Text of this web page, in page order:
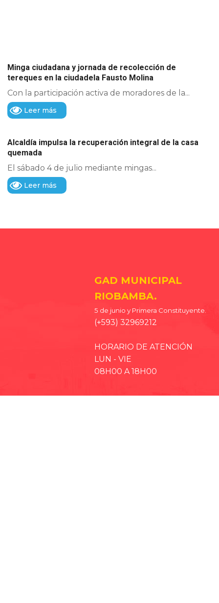
Minga ciudadana y jornada de recolección de
tereques en la ciudadela Fausto Molina
Con la participación activa de moradores de la...
Leer más
Alcaldía impulsa la recuperación integral de la casa
quemada
El sábado 4 de julio mediante mingas...
Leer más
GAD MUNICIPAL
RIOBAMBA.
5 de junio y Primera Constituyente.
(+593) 32969212
HORARIO DE ATENCIÓN
LUN - VIE
08H00 A 18H00